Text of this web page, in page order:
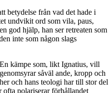
betydelse från vad det hade i
undvikit ord som vila, paus,
god hjälp, han ser retreaten som
inte som någon slags
kämpe som, likt Ignatius, vill
såväl ande, kropp och
och hans teologi har till stor del
polariserar förhållandet